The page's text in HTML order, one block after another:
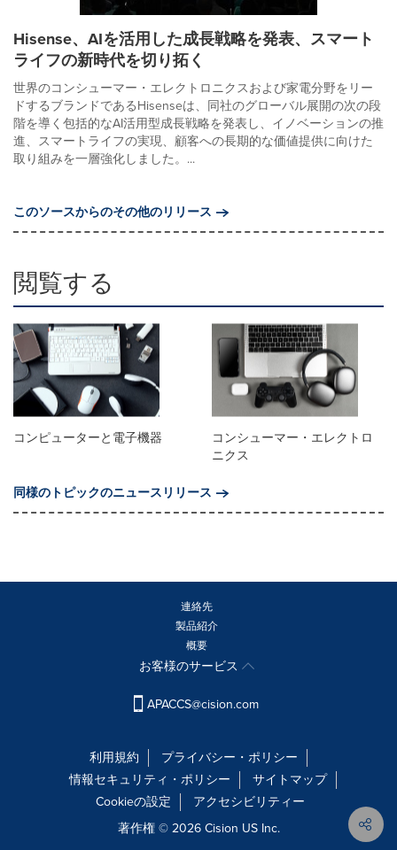
Hisense、AIを活用した成長戦略を発表、スマート
ライフの新時代を切り拓く
世界のコンシューマー・エレクトロニクスおよび家電分野をリー
ドするブランドであるHisenseは、同社のグローバル展開の次の段
階を導く包括的なAI活用型成長戦略を発表し、イノベーションの推
進、スマートライフの実現、顧客への長期的な価値提供に向けた
取り組みを一層強化しました。...
このソースからのその他のリリース
閲覧する
コンピューターと電子機器
コンシューマー・エレクトロ
ニクス
同様のトピックのニュースリリース
連絡先
製品紹介
概要
お客様のサービス
APACCS@cision.com
利用規約
プライバシー・ポリシー
情報セキュリティ・ポリシー
サイトマップ
Cookieの設定
アクセシビリティー
著作権 © 2026 Cision US Inc.